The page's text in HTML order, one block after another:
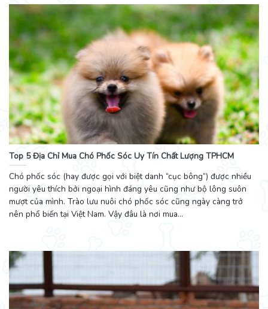
Top 5 Địa Chỉ Mua Chó Phốc Sóc Uy Tín Chất Lượng TPHCM
Chó phốc sóc (hay được gọi với biệt danh “cục bông”) được nhiều
người yêu thích bởi ngoại hình đáng yêu cũng như bộ lông suôn
mượt của mình. Trào lưu nuôi chó phốc sóc cũng ngày càng trở
nên phổ biến tại Việt Nam. Vậy đâu là nơi mua...